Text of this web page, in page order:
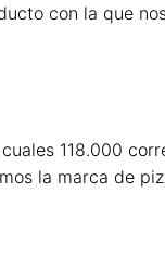
con la que
118.000
la marca de